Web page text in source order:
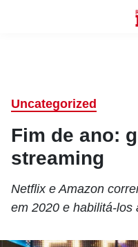
Uncategorized
Fim de ano:
streaming
Netflix e Amazon
em 2020 e habilitá-los